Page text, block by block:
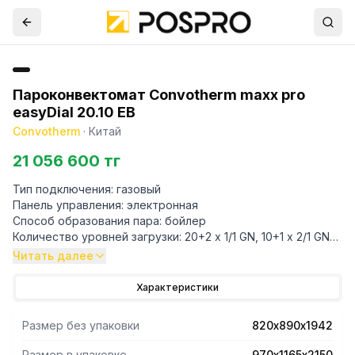
Пароконвектомат Convotherm maxx pro
easyDial 20.10 EB
Convotherm · Китай
21 056 600 тг
Тип подключения: газовый
Панель управления: электронная
Способ образования пара: бойлер
Количество уровней загрузки: 20+2 x 1/1 GN, 10+1 x 2/1 GN
Интервал между уровнями: 67 мм
Количество программ приготовления: 99 до 9 шагов в
Встроенный душ
Система очистки: автоматическая ConvoClean
Читать далее
Характеристики
Размер без упаковки 820х890х1942